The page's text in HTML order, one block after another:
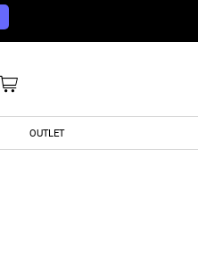
OUTLET